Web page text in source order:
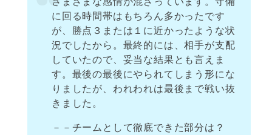
に回る時間帯はもちろん多かったです
が、勝点３または１に近かったような状
況でしたから。最終的には、相手が支配
していたので、妥当な結果とも言えま
す。最後の最後にやられてしまう形にな
りましたが、われわれは最後まで戦い抜
きました。
－－チームとして徹底できた部分は？